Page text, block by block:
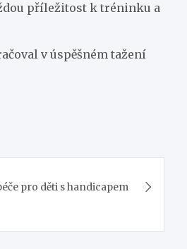
příležitost k tréninku a
v úspěšném tažení
pro děti s handicapem